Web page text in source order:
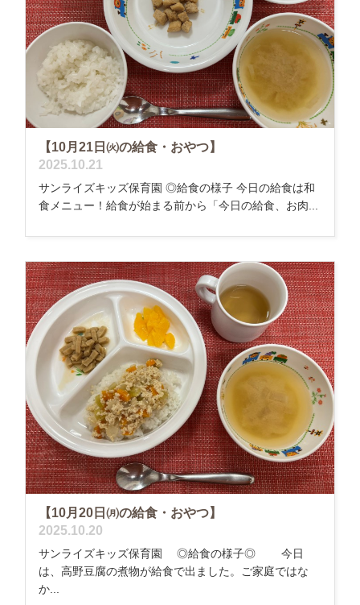
【10月21日㈫の給食・おやつ】
2025.10.21
サンライズキッズ保育園 ◎給食の様子 今日の給食は和
食メニュー！給食が始まる前から「今日の給食、お肉...
【10月20日㈪の給食・おやつ】
2025.10.20
サンライズキッズ保育園 ◎給食の様子◎ 今日
は、高野豆腐の煮物が給食で出ました。ご家庭ではな
か...